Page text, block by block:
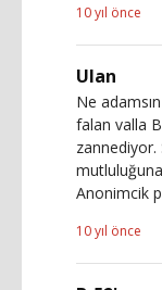
10 yıl önce
Ulan
Ne
falan valla
Anonimcik
10 yıl önce